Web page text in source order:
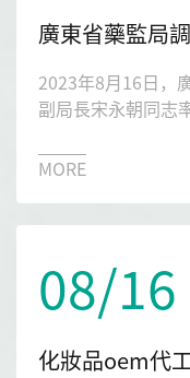
2023年8月16日，
副局長宋永朝同志
展化妝品產業高質
MORE
08/16